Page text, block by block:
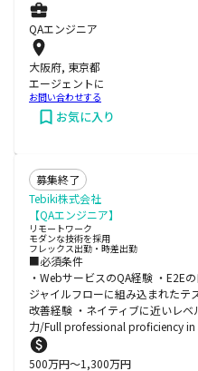
QAエンジニア
大阪府, 東京都
エージェントに
お問い合わせする
お気に入り
募集終了
Tebiki株式会社
【QAエンジニア】
リモートワーク
モダンな技術を採用
フレックス出勤・時差出勤
■必須条件
・WebサービスのQA経験 ・E2E
ジャイルフローに組み込まれたテ
改善経験 ・ネイティブに近いレ
力/Full professional proficiency in
500万円〜1,300万円